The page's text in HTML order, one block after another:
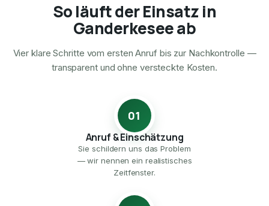
So läuft der Einsatz in
Ganderkesee ab
Vier klare Schritte vom ersten Anruf bis zur Nachkontrolle —
transparent und ohne versteckte Kosten.
01
Anruf & Einschätzung
Sie schildern uns das Problem
— wir nennen ein realistisches
Zeitfenster.